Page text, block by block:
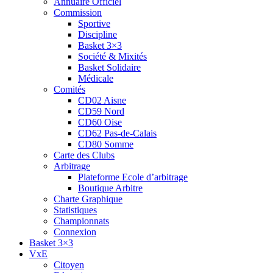
Commission
Sportive
Discipline
Basket 3×3
Société & Mixités
Basket Solidaire
Médicale
Comités
CD02 Aisne
CD59 Nord
CD60 Oise
CD62 Pas-de-Calais
CD80 Somme
Carte des Clubs
Arbitrage
Plateforme Ecole d’arbitrage
Boutique Arbitre
Charte Graphique
Statistiques
Championnats
Connexion
Basket 3×3
VxE
Citoyen